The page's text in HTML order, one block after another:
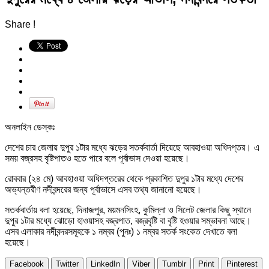
Share !
অনলাইন ডেস্কঃ
দেশের চার জেলায় দুপুর ১টার মধ্যে ঝড়ের সতর্কবার্তা দিয়েছে আবহাওয়া অধিদপ্তর। এ
সময় বজ্রসহ বৃষ্টিপাতও হতে পারে বলে পূর্বাভাস দেওয়া হয়েছে।
রোববার (২৪ মে) আবহাওয়া অধিদপ্তরের থেকে প্রকাশিত দুপুর ১টার মধ্যে দেশের
অভ্যন্তরীণ নদীবন্দরের জন্য পূর্বাভাসে এসব তথ্য জানানো হয়েছে।
সতর্কবার্তায় বলা হয়েছে, দিনাজপুর, ময়মনসিংহ, কুমিল্লা ও সিলেট জেলার কিছু স্থানে
দুপুর ১টার মধ্যে ঝোড়ো হাওয়াসহ বজ্রপাত, বজ্রবৃষ্টি বা বৃষ্টি হওয়ার সম্ভাবনা আছে।
এসব এলাকার নদীবন্দরসমূহকে ১ নম্বর (পুনঃ) ১ নম্বর সতর্ক সংকেত দেখাতে বলা
হয়েছে।
Facebook Twitter LinkedIn Viber Tumblr Print
Pinterest